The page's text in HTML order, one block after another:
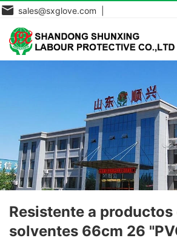
sales@sxglove.com |
Resistente a
solventes 66cm 26